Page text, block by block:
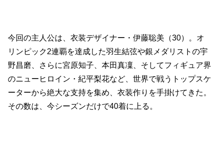
今回の主人公は、衣装デザイナー・伊藤聡美（30）。オ
リンピック2連覇を達成した羽生結弦や銀メダリストの宇
野昌磨、さらに宮原知子、本田真凜、そしてフィギュア界
のニューヒロイン・紀平梨花など、世界で戦うトップスケ
ーターから絶大な支持を集め、衣装作りを手掛けてきた。
その数は、今シーズンだけで40着に上る。